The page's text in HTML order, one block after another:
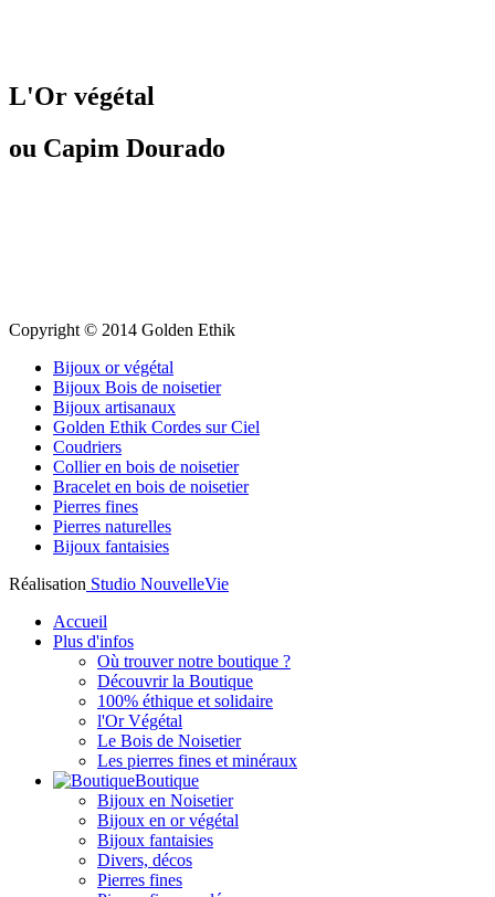
L'Or végétal
ou Capim Dourado
Copyright © 2014 Golden Ethik
Bijoux or végétal
Bijoux Bois de noisetier
Bijoux artisanaux
Golden Ethik Cordes sur Ciel
Coudriers
Collier en bois de noisetier
Bracelet en bois de noisetier
Pierres fines
Pierres naturelles
Bijoux fantaisies
Réalisation Studio NouvelleVie
Accueil
Plus d'infos
Où trouver notre boutique ?
Découvrir la Boutique
100% éthique et solidaire
l'Or Végétal
Le Bois de Noisetier
Les pierres fines et minéraux
Boutique
Bijoux en Noisetier
Bijoux en or végétal
Bijoux fantaisies
Divers, décos
Pierres fines